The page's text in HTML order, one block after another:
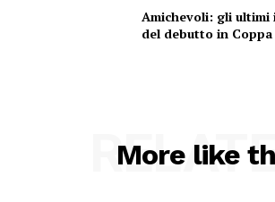
Amichevoli: gli ultimi
del debutto in
More like